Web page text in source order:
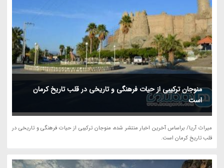
منوجان ترکیبی از حیات فرهنگی و تاریخی در قلب تاریخ کرمان
است
میراث آریا/ براساس آخرین اخبار منتشر شده، منوجان ترکیبی از حیات فرهنگی و تاریخی در
قلب تاریخ کرمان است.